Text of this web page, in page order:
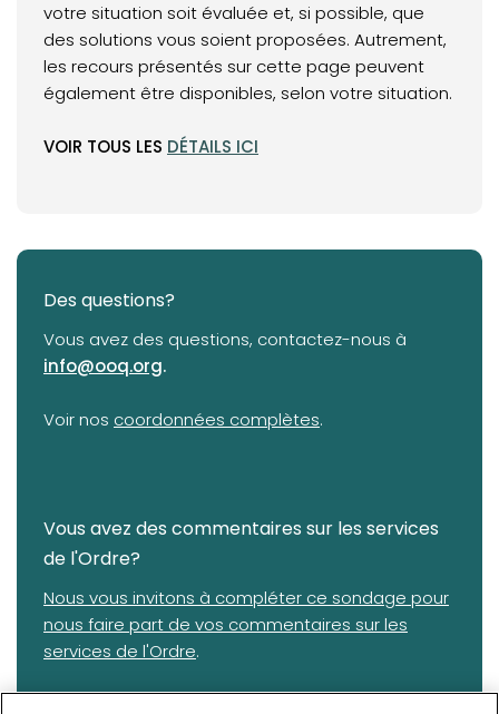
votre situation soit évaluée et, si possible, que
des solutions vous soient proposées. Autrement,
les recours présentés sur cette page peuvent
également être disponibles, selon votre situation.
VOIR TOUS LES (opens in a new tab)
DÉTAILS ICI
Des questions?
Vous avez des questions, contactez-nous à
info@ooq.org.
Voir nos (opens in a new tab)
coordonnées complètes.
Vous avez des commentaires sur les services
de l'Ordre?
(opens in a new tab)
Nous vous invitons à compléter ce sondage pour
nous faire part de vos commentaires sur les
services de l'Ordre.